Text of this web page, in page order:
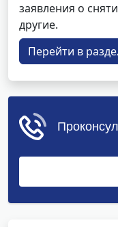
заявления о
другие.
Перейти в